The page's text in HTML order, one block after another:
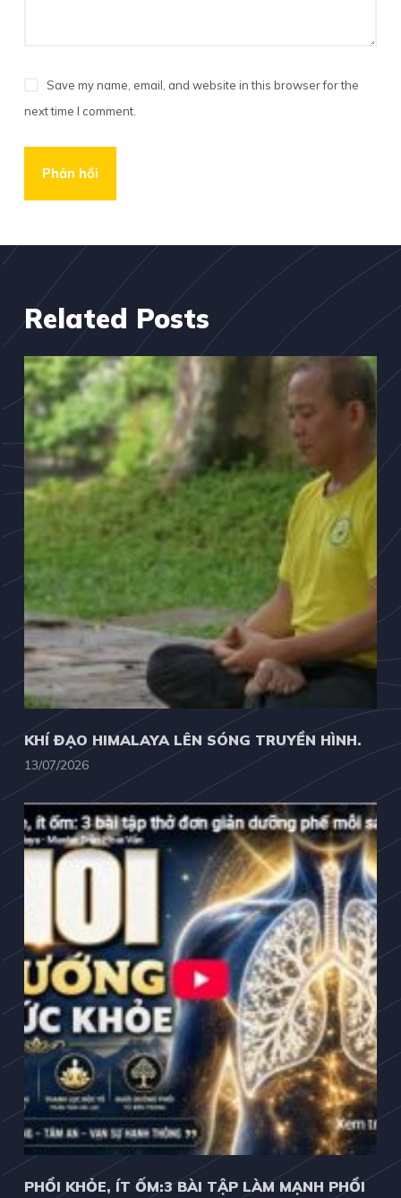
Save my name, email, and website in this browser for the
next time I comment.
Phản hồi
Related Posts
KHÍ ĐẠO HIMALAYA LÊN SÓNG TRUYỀN HÌNH.
13/07/2026
PHỔI KHỎE, ÍT ỐM:3 BÀI TẬP LÀM MẠNH PHỔI